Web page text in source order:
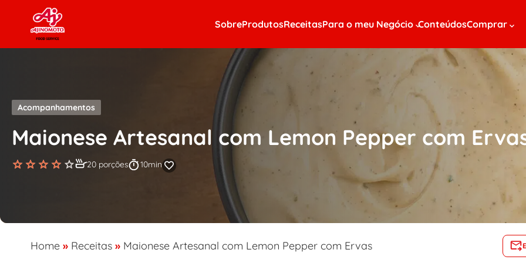
Skip to content
SobreProdutosReceitasPara o meu Negócio ConteúdosComprar
Acompanhamentos
Maionese Artesanal com Lemon Pepper com
20 porções 10min
Home » Receitas » Maionese Artesanal com Lemon Pepper com Ervas